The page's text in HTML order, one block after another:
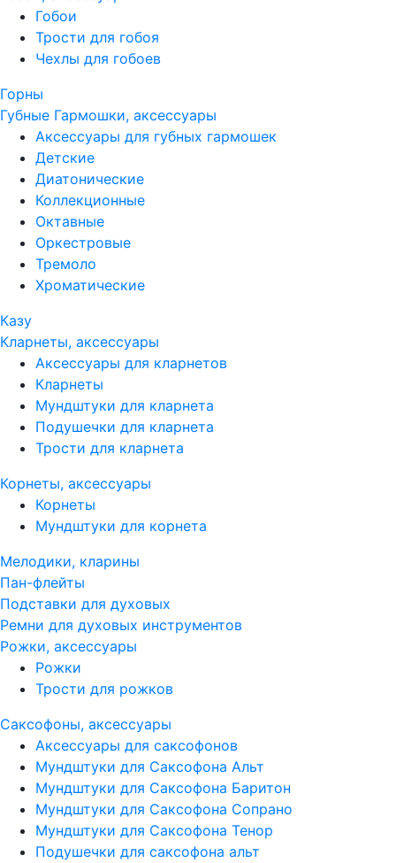
Гобои
Трости для гобоя
Чехлы для гобоев
Горны
Губные Гармошки, аксессуары
Аксессуары для губных гармошек
Детские
Диатонические
Коллекционные
Октавные
Оркестровые
Тремоло
Хроматические
Казу
Кларнеты, аксессуары
Аксессуары для кларнетов
Кларнеты
Мундштуки для кларнета
Подушечки для кларнета
Трости для кларнета
Корнеты, аксессуары
Корнеты
Мундштуки для корнета
Мелодики, кларины
Пан-флейты
Подставки для духовых
Ремни для духовых инструментов
Рожки, аксессуары
Рожки
Трости для рожков
Саксофоны, аксессуары
Аксессуары для саксофонов
Мундштуки для Саксофона Альт
Мундштуки для Саксофона Баритон
Мундштуки для Саксофона Сопрано
Мундштуки для Саксофона Тенор
Подушечки для саксофона альт